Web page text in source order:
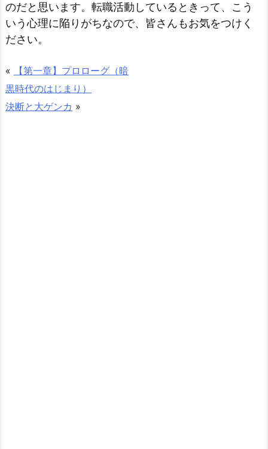
のだと思います。転職活動しているときって、こう
いう心理に陥りがちなので、皆さんもお気をつけく
ださい。
«
【第一章】プロローグ（暗
黒時代のはじまり）
決断と大ゲンカ »